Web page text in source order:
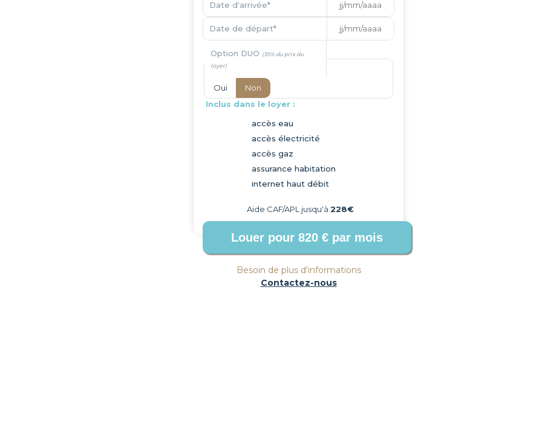
Date d'arrivée*
Date de départ*
Option DUO
Oui
Non
Inclus dans le loyer :
accès eau
accès électricité
accès gaz
assurance habitation
internet haut débit
Aide CAF/APL jusqu'à 228€
Besoin de plus d'informations
Contactez-nous